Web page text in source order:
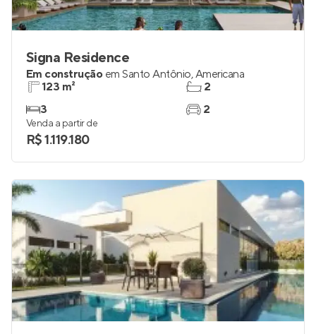
Signa Residence
Em construção em Santo Antônio,Americana
123 m²
3
2
2
Venda a partir de
R$ 1.119.180